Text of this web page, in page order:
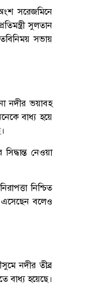
সরেজমিনে
সুলতান
সভায়
নদীর ভয়াবহ
বাধ্য হয়ে
সিদ্ধান্ত নেওয়া
নিশ্চিত
এসেছেন বলেও
নদীর তীব্র
বাধ্য হয়েছে।